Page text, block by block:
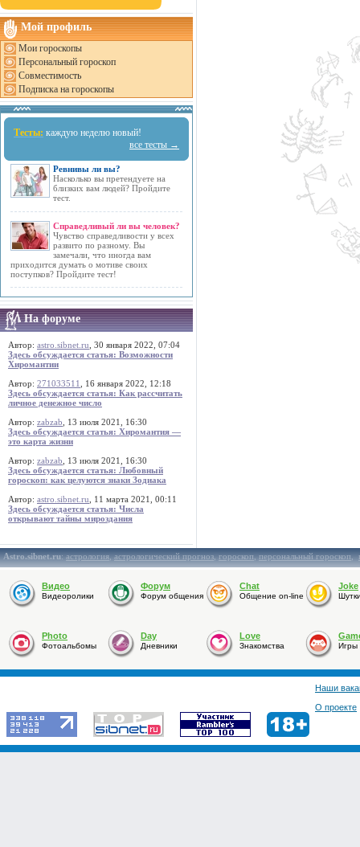
Мой профиль
Мои гороскопы
Персональный гороскоп
Совместимость
Подписка на гороскопы
Тесты: каждую неделю новый!
все тесты →
Ревнивы ли вы?
Насколько вы претендуете на
близких вам людей? Пройдите
тест.
Справедливый ли вы человек?
Чувство справедливости у всех
развито по разному. Вы
замечали, что иногда вам
приходится думать о мотиве своих
поступков? Пройдите тест!
На форуме
Автор: astro.sibnet.ru , 30 января 2022, 07:04
Здесь обсуждается статья: Возможности
Хиромантии
Автор: 271033511
, 16 января 2022, 12:18
Здесь обсуждается статья: Как рассчитать
личное денежное число
Автор: zabzab , 13 июля 2021, 16:30
Здесь обсуждается статья: Хиромантия —
это карта жизни
Автор: zabzab , 13 июля 2021, 16:30
Здесь обсуждается статья: Любовный
гороскоп: как целуются знаки Зодиака
Автор: astro.sibnet.ru , 11 марта 2021, 00:11
Здесь обсуждается статья: Числа
открывают тайны мироздания
Astro.sibnet.ru:астрология,астрологический прогноз,гороскоп,персональный гороскоп,
Видео
Видеоролики
Форум
Форум общения
Chat
Общение on-line
Joke
Photo
Фотоальбомы
Day
Дневники
Love
Знакомства Игры
Наши
О проекте